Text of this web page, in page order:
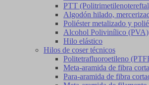
PTT
Algodón hilado,
Poliéster metalizado y
Alcohol Polivinílico (PVA)
Hilo elástico
Hilos de coser técnicos
Politetrafluoroetileno
Meta-aramida de fibra
Para-aramida de fibra